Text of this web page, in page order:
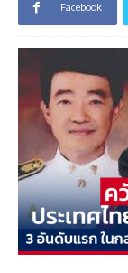
Facebook